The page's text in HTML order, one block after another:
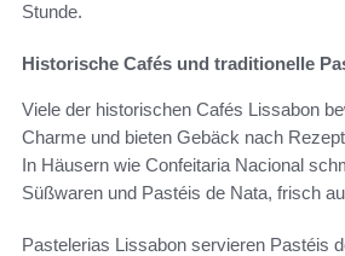
Stunde.
Historische Cafés und traditionelle
Viele der historischen Cafés Lissabon
Charme und bieten Gebäck nach
In Häusern wie Confeitaria Nacional
Süßwaren und Pastéis de Nata, frisch
Pastelerias Lissabon servieren Pastéis